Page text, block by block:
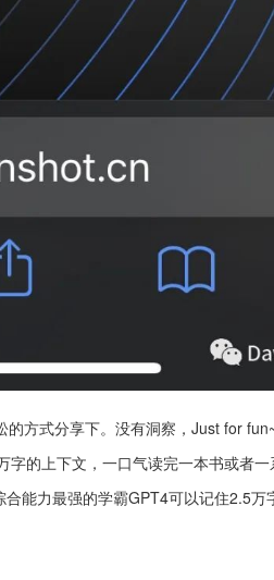
方式分享下。没有洞察，Just for
的上下文，一口气读完一本书或者一
能力最强的学霸GPT4可以记住2.5万